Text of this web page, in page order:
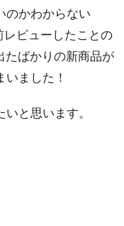
のかわからない
ビューしたことの
たばかりの新商品が
ました！
と思います。